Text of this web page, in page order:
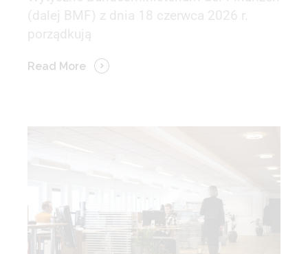
(dalej BMF) z dnia 18 czerwca 2026 r.
porządkują
Read More